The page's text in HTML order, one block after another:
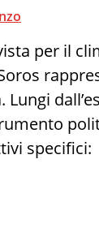
per il
specifici: